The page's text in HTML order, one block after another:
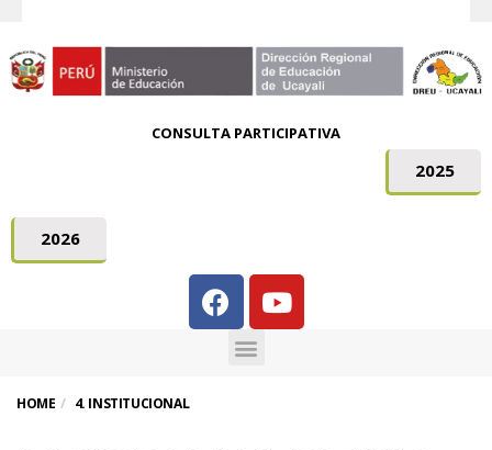
CONSULTA PARTICIPATIVA
2025
2026
HOME 4. INSTITUCIONAL